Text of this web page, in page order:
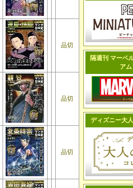
品切
品切
品切
隔週刊 マーベ
ア
ディズニー大